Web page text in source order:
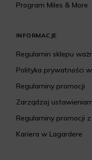
Program Miles & More
INFORMACJE
Regulamin sklepu
Polityka prywatności
Regulaminy promocji
Zarządzaj
Regulaminy promocji
Kariera w Lagardere